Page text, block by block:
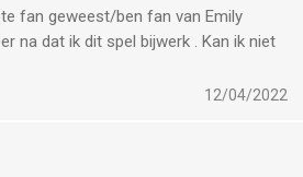
fan geweest/ben fan van Emily
na dat ik dit spel bijwerk . Kan ik niet
spelen . En ik verwijder dit spel niet
kwijt en al me geld en diamanten .
12/04/2022